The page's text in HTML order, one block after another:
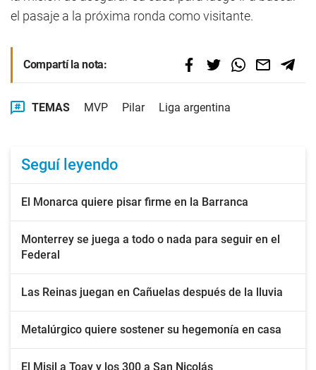
el pasaje a la próxima ronda como visitante.
Compartí la nota:
TEMAS MVP Pilar Liga argentina
Seguí leyendo
El Monarca quiere pisar firme en la Barranca
Monterrey se juega a todo o nada para seguir en el
Federal
Las Reinas juegan en Cañuelas después de la lluvia
Metalúrgico quiere sostener su hegemonía en casa
El Misil a Toay y los 300 a San Nicolás